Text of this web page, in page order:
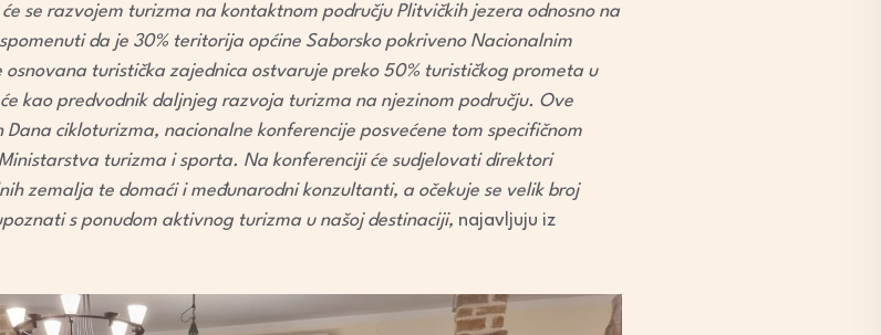
se razvojem turizma na kontaktnom području Plitvičkih jezera odnosno na
da je 30% teritorija općine Saborsko pokriveno Nacionalnim
osnovana turistička zajednica ostvaruje preko 50% turističkog prometa u
kao predvodnik daljnjeg razvoja turizma na njezinom području. Ove
cikloturizma, nacionalne konferencije posvećene tom specifičnom
turizma i sporta. Na konferenciji će sudjelovati direktori
zemalja te domaći i međunarodni konzultanti, a očekuje se velik broj
s ponudom aktivnog turizma u našoj destinaciji, najavljuju iz